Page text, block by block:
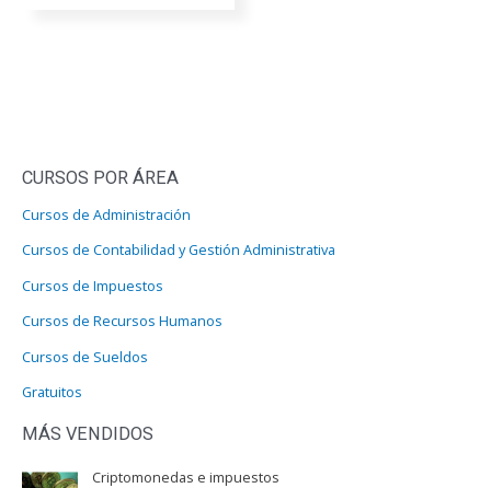
CURSOS POR ÁREA
Cursos de Administración
Cursos de Contabilidad y Gestión Administrativa
Cursos de Impuestos
Cursos de Recursos Humanos
Cursos de Sueldos
Gratuitos
MÁS VENDIDOS
Criptomonedas e impuestos